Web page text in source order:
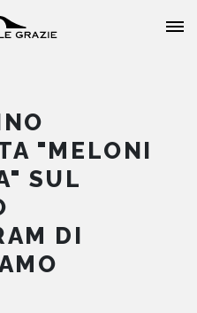
"MELONI
SUL
DI